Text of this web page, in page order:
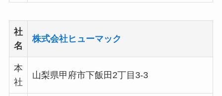
社
名
株式会社ヒューマック
本
社
山梨県甲府市下飯田2丁目3-3